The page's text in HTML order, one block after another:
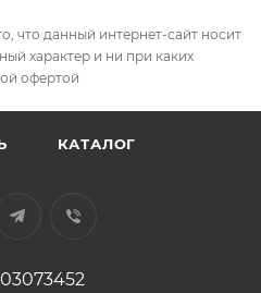
что данный интернет-сайт носит
характер и ни при каких
офертой
КАТАЛОГ